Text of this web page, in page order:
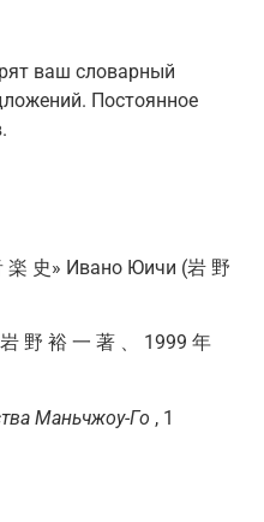
ваш словарный
Постоянное
楽 史» Ивано Юичи (岩 野
野 裕 一 著 、 1999 年
Маньчжоу-Го , 1